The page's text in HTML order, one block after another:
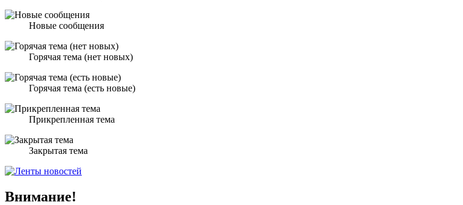
Новые сообщения
Горячая тема (нет новых)
Горячая тема (есть новые)
Прикрепленная тема
Закрытая тема
Внимание!